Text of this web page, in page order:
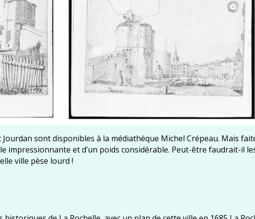
sont disponibles à la médiathèque Michel Crépeau. Mais
impressionnante et d’un poids considérable. Peut-être faudrait-il
ville pèse lourd !